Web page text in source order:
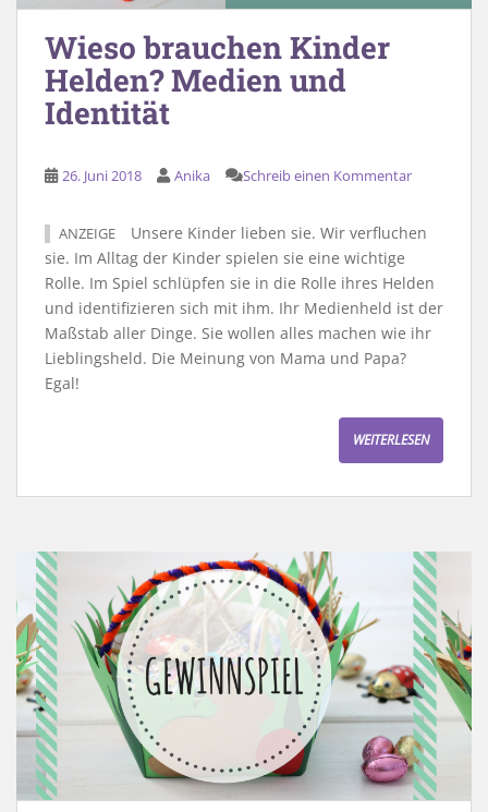
Wieso brauchen Kinder
Helden? Medien und
Identität
26. Juni 2018 Anika Schreib einen Kommentar
ANZEIGE
Unsere Kinder lieben sie. Wir verfluchen
sie. Im Alltag der Kinder spielen sie eine wichtige
Rolle. Im Spiel schlüpfen sie in die Rolle ihres Helden
und identifizieren sich mit ihm. Ihr Medienheld ist der
Maßstab aller Dinge. Sie wollen alles machen wie ihr
Lieblingsheld. Die Meinung von Mama und Papa?
Egal!
WEITERLESEN